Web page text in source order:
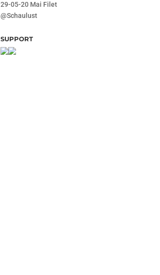
29-05-20 Mai Filet
@Schaulust
SUPPORT